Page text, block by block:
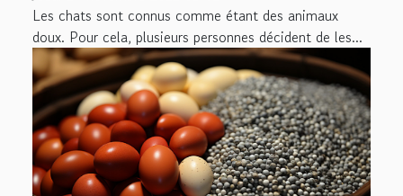
Les chats sont connus comme étant des animaux
doux. Pour cela, plusieurs personnes décident de les...